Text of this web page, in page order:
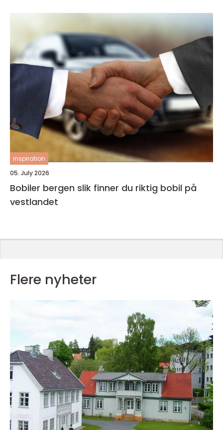
inspiration
05. July 2026
Bobiler bergen slik finner du riktig bobil på
vestlandet
Flere nyheter